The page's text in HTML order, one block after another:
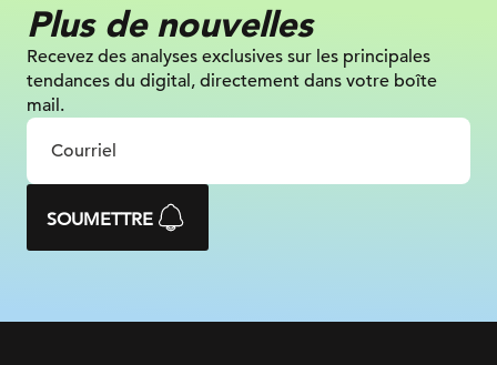
Plus de nouvelles
Recevez des analyses exclusives sur les principales
tendances du digital, directement dans votre boîte
mail.
SOUMETTRE